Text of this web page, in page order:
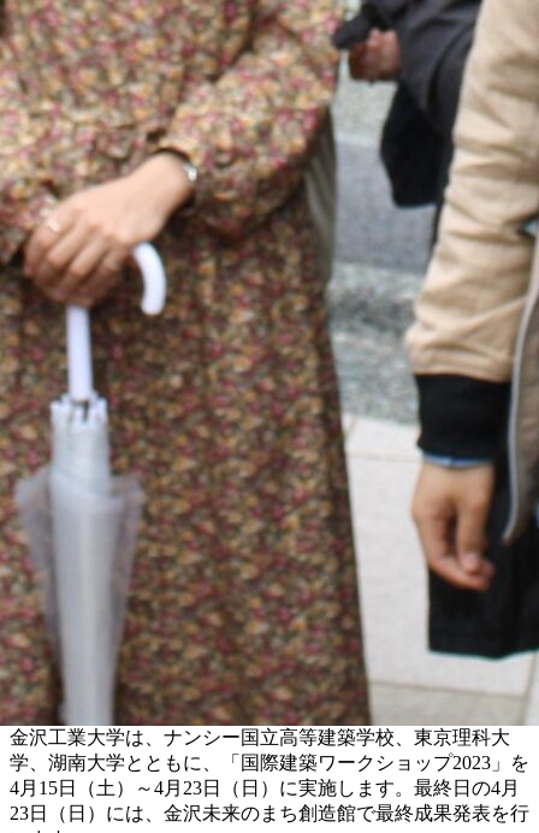
金沢工業大学は、ナンシー国立高等建築学校、東京理科大
学、湖南大学とともに、「国際建築ワークショップ2023」を
4月15日（土）～4月23日（日）に実施します。最終日の4月
23日（日）には、金沢未来のまち創造館で最終成果発表を行